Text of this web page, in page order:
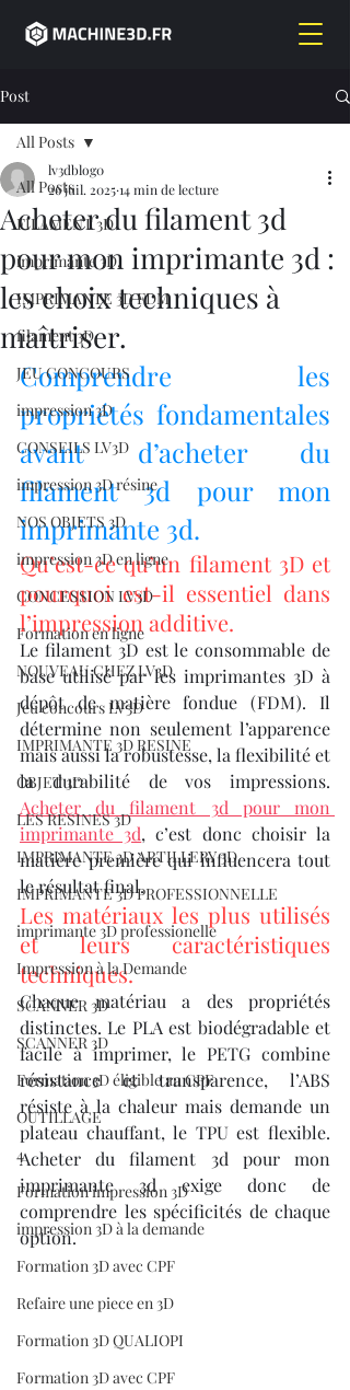
Post
All Posts
FILAMENT 3D
imprimante 3D,
IMPRIMANTE 3D FDM
filament 3D,
JEU CONCOURS
impression 3D
CONSEILS LV3D
impression 3D résine
NOS OBJETS 3D
impression 3D en ligne
CONCESSION LV3D
Formation en ligne
NOUVEAU CHEZ LV3D
Jeu concours LV3D
IMPRIMANTE 3D RESINE
OBJET 3D
LES RESINES 3D
IMPRIMANTE 3D ARTILLERY 3D
IMPRIMANTE 3D PROFESSIONNELLE
imprimante 3D professionelle
Impression à la Demande
SCANNER 3D
SCANNER 3D
Formation 3D éligible au CPF
OUTILLAGE
4
Formation impression 3D
impression 3D à la demande
Formation 3D avec CPF
Refaire une piece en 3D
Formation 3D QUALIOPI
Formation 3D avec CPF
All Posts
Acheter du filament 3d
pour mon imprimante 3d :
les choix techniques à
maîtriser.
lv3dblog0
26 juil. 202514 min de lecture
Comprendre les
propriétés fondamentales
avant d’acheter du
filament 3d pour mon
imprimante 3d.
Qu’est-ce qu’un filament 3D et
pourquoi est-il essentiel dans
l’impression additive.
Le filament 3D est le consommable de
base utilisé par les imprimantes 3D à
dépôt de matière fondue (FDM). Il
détermine non seulement l’apparence
mais aussi la robustesse, la flexibilité et
Acheter du filament 3d pour mon
imprimante 3d, c’est donc choisir la
matière première qui influencera tout
le résultat final.
Les matériaux les plus utilisés
et leurs caractéristiques
techniques.
Chaque matériau a des propriétés
distinctes. Le PLA est biodégradable et
facile à imprimer, le PETG combine
résistance et transparence, l’ABS
résiste à la chaleur mais demande un
plateau chauffant, le TPU est flexible.
Acheter du filament 3d pour mon
imprimante 3d exige donc de
comprendre les spécificités de chaque
option.